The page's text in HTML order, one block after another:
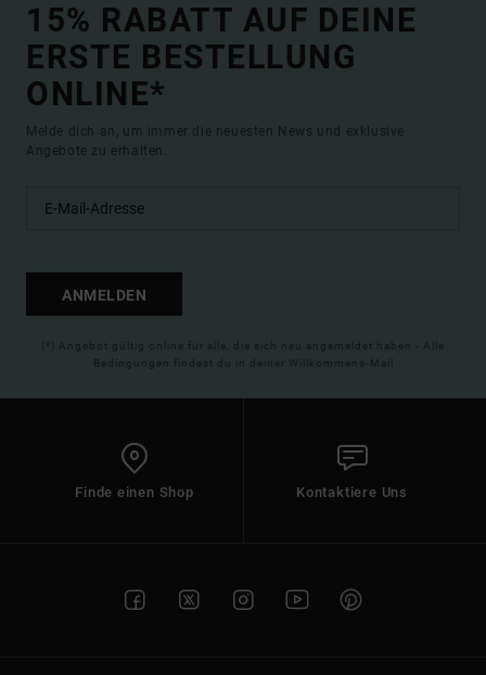
15% RABATT AUF DEINE
ERSTE BESTELLUNG
ONLINE*
Melde dich an, um immer die neuesten News und exklusive
Angebote zu erhalten.
ANMELDEN
(*) Angebot gültig online für alle, die sich neu angemeldet haben - Alle
Bedingungen findest du in deiner Willkommens-Mail
Finde einen Shop Kontaktiere Uns